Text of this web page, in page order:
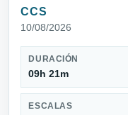
CCS
10/08/2026
DURACIÓN
09h 21m
ESCALAS